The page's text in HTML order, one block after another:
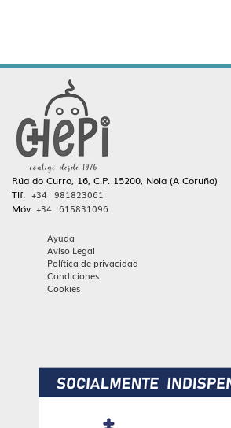
Rúa do Curro, 16, C.P. 15200, Noia (A Coruña)
Tlf: +34 981823061
Móv: +34 615831096
Ayuda
Aviso Legal
Política de privacidad
Condiciones
Cookies